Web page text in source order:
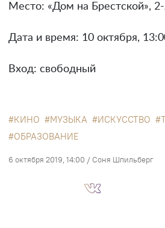
Место: «Дом на Брестской»,
Дата и время: 10 октября,
Вход: свободный
КИНО МУЗЫКА ИСКУССТВО
ОБРАЗОВАНИЕ
6 октября 2019, 14:00 / Соня Шпильберг